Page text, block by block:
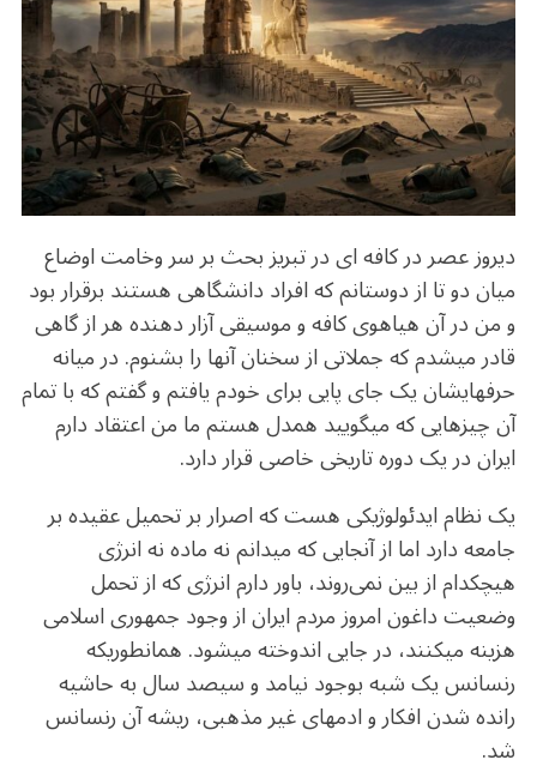
o
o
k
m p
p
دیروز عصر در کافه ای در تبریز بحث بر سر وخامت اوضاع
میان دو تا از دوستانم که افراد دانشگاهی هستند برقرار بود
و من در آن هیاهوی کافه و موسیقی آزار دهنده هر از گاهی
قادر میشدم که جملاتی از سخنان آنها را بشنوم. در میانه
حرفهایشان یک جای پایی برای خودم یافتم و گفتم که با تمام
آن چیزهایی که میگویید همدل هستم ما من اعتقاد دارم
ایران در یک دوره تاریخی خاصی قرار دارد.
یک نظام ایدئولوژیکی هست که اصرار بر تحمیل عقیده بر
جامعه دارد اما از آنجایی که میدانم نه ماده نه انرژی
هیچکدام از بین نمی‌روند، باور دارم انرژی که از تحمل
وضعیت داغون امروز مردم ایران از وجود جمهوری اسلامی
هزینه میکنند، در جایی اندوخته میشود. همانطوریکه
رنسانس یک شبه بوجود نیامد و سیصد سال به حاشیه
رانده شدن افکار و ادمهای غیر مذهبی، ریشه آن رنسانس
شد.